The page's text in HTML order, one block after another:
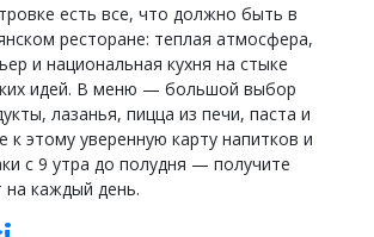
есть все, что должно быть в
ресторане: теплая атмосфера,
и национальная кухня на стыке
идей. В меню — большой выбор
лазанья, пицца из печи, паста и
к этому уверенную карту напитков и
с 9 утра до полудня — получите
на каждый день.